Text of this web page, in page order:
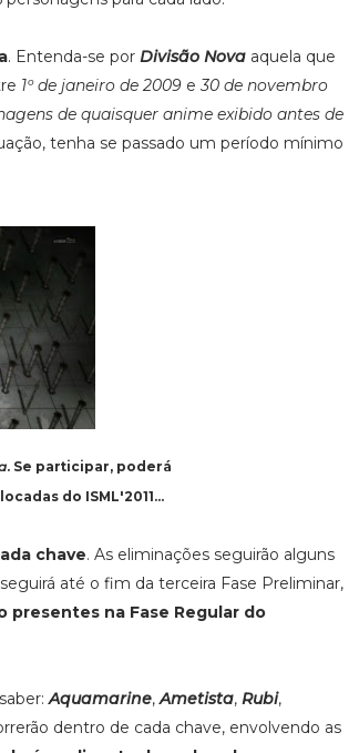
. Entenda-se por Divisão Nova aquela que
1º de janeiro de 2009 e30 de novembro
de quaisquer anime exibido antes de
tenha se passado um período mínimo
. Se participar, poderá
do ISML'2011...
chave. As eliminações seguirão alguns
até o fim da terceira Fase Preliminar,
presentes na Fase Regular do
Aquamarine,Ametista, Rubi,
dentro de cada chave, envolvendo as